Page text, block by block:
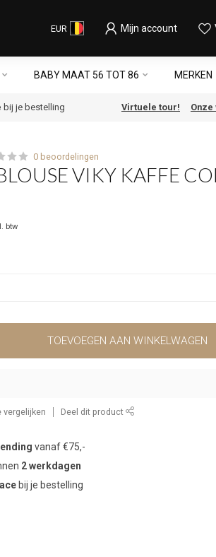
EUR Mijn account
BABY MAAT 56 TOT 86 MERKEN
bij je bestelling Virtuele tour! Onze
0 beoordelingen
VIKY KAFFE
btw
TOEVOEGEN AAN WINKELWAGEN
vergelijken Deel dit product
vanaf €75,-
2 werkdagen
bij je bestelling